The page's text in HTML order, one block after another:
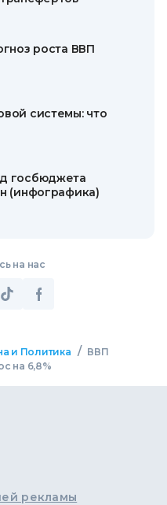
роста ВВП
системы: что
госбюджета
(инфографика)
на нас
и Политика / ВВП
на 6,8%
рекламы